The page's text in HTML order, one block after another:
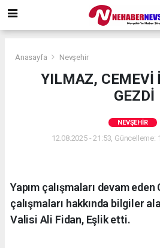
Anasayfa Nevşehir
YILMAZ, CEMEVİ
GEZDİ
NEVŞEHIR
12.08.2025 - 21:53, Güncelleme:
Yapım çalışmaları devam
çalışmaları hakkında bilgiler
Valisi Ali Fidan, Eşlik etti.